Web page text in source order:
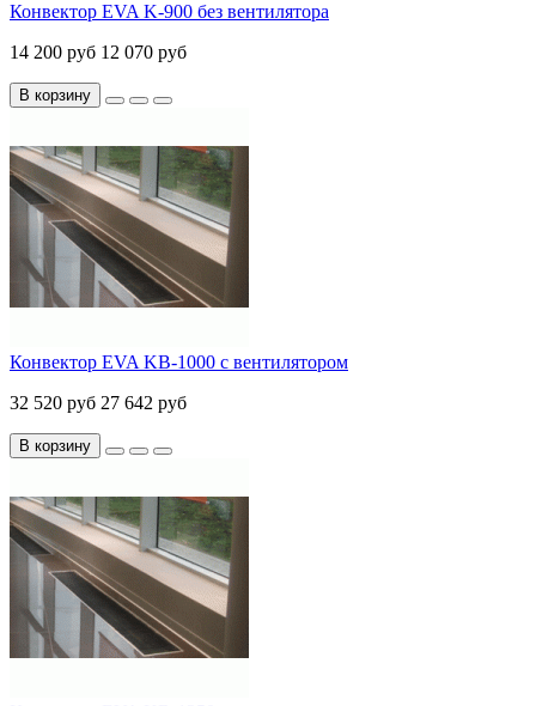
Конвектор EVA K-900 без вентилятора
14 200 руб 12 070 руб
В корзину
Конвектор EVA KB-1000 с вентилятором
32 520 руб 27 642 руб
В корзину